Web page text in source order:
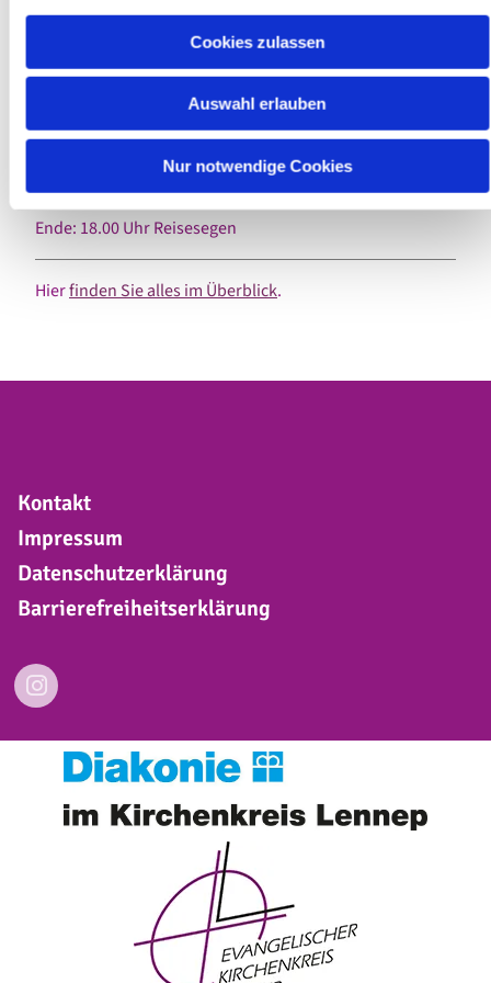
Cookies zulassen
Auswahl erlauben
Nur notwendige Cookies
Alexandra Schröder, Sozialpädagogin
■ Queerer Treff – queeRS: Jugendtreff für Kids ab 12
Jahren
Ende: 18.00 Uhr Reisesegen
Hierfinden Sie alles im Überblick.
Kontakt
Impressum
Datenschutzerklärung
Barrierefreiheitserklärung